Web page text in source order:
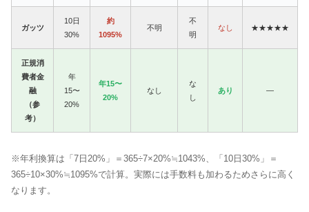
ガッツ
10日
30%
約
1095%
不明
不
明
なし ★★★★★
正規消
費者金
融
（参
考）
年
15〜
20%
年15〜
20%
なし
な
し
あり —
※年利換算は「7日20%」＝365÷7×20%≒1043%、「10日30%」＝
365÷10×30%≒1095%で計算。実際には手数料も加わるためさらに高く
なります。